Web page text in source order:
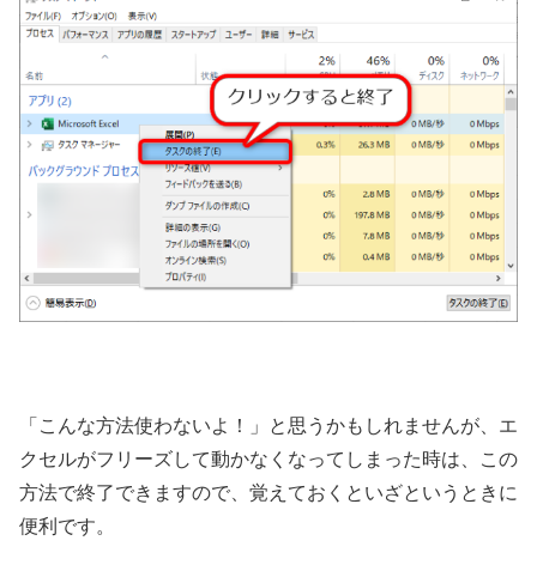
「こんな方法使わないよ！」と思うかもしれませんが、エ
クセルがフリーズして動かなくなってしまった時は、この
方法で終了できますので、覚えておくといざというときに
便利です。